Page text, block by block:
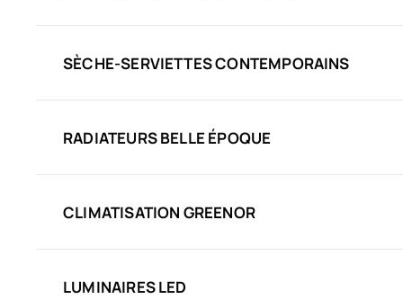
SÈCHE-SERVIETTES CONTEMPORAINS
RADIATEURS BELLE ÉPOQUE
CLIMATISATION GREENOR
LUMINAIRES LED